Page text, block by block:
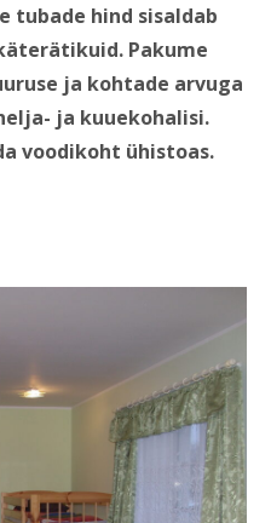
tubade hind sisaldab
Pakume
ja kohtade arvuga
ja kuuekohalisi.
voodikoht ühistoas.